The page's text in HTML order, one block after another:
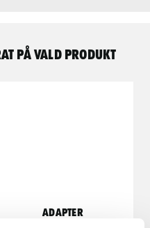
på vald produkt
Adapter